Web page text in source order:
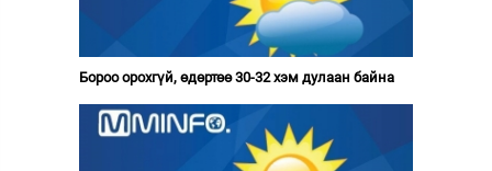
Бороо орохгүй, өдөртөө 30-32 хэм дулаан байна